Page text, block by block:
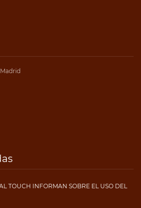
TOUCH INFORMAN SOBRE EL USO DEL